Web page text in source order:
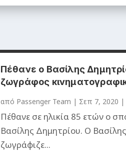
Πέθανε ο Βασίλης
ζωγράφος
από Passenger Team | Σεπ 7, 2020 |
Πέθανε σε ηλικία 85 ετών ο
Βασίλης Δημητρίου. Ο
ζωγράφιζε...